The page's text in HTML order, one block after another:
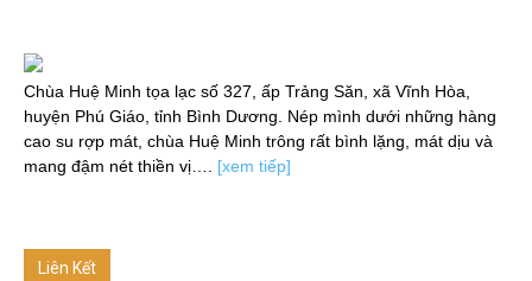
Chùa Huệ Minh tọa lạc số 327, ấp Trảng Săn, xã Vĩnh Hòa,
huyện Phú Giáo, tỉnh Bình Dương. Nép mình dưới những hàng
cao su rợp mát, chùa Huệ Minh trông rất bình lặng, mát dịu và
mang đậm nét thiền vị…. [xem tiếp]
Liên Kết